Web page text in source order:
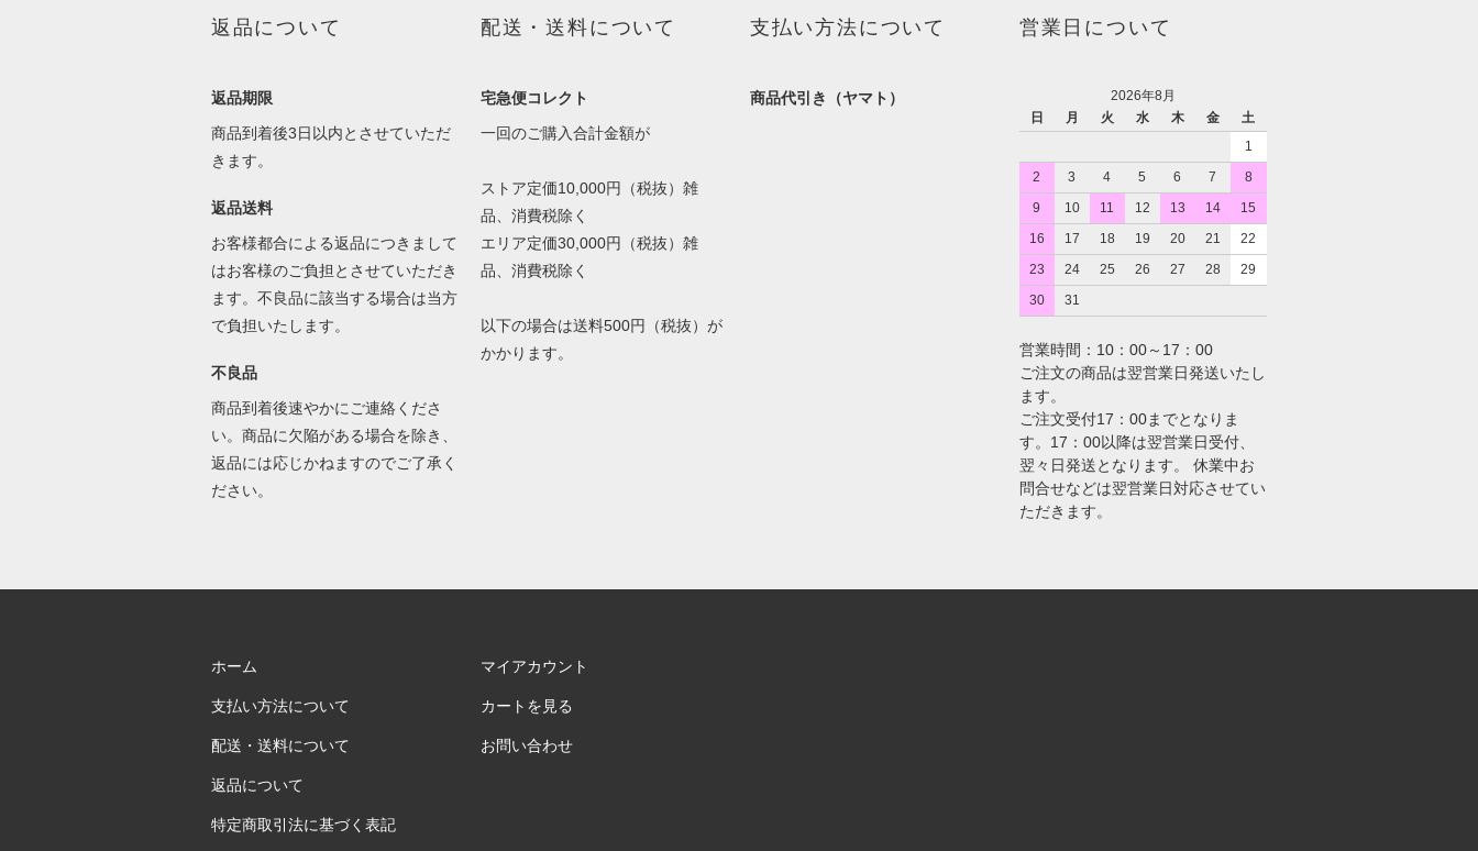
返品について
返品期限
商品到着後3日以内とさせていただ
きます。
返品送料
お客様都合による返品につきまして
はお客様のご負担とさせていただき
ます。不良品に該当する場合は当方
で負担いたします。
不良品
商品到着後速やかにご連絡くださ
い。商品に欠陥がある場合を除き、
返品には応じかねますのでご了承く
ださい。
配送・送料について
宅急便コレクト
一回のご購入合計金額が
ストア定価10,000円（税抜）雑
品、消費税除く
エリア定価30,000円（税抜）雑
品、消費税除く
以下の場合は送料500円（税抜）が
かかります。
支払い方法について
商品代引き（ヤマト）
営業日について
2026年8月
日
月 火 水 木 金
土
1
2
3 4 5 6 7
8
9
10 11 12 13 14
15
16
17 18 19 20 21
22
23
24 25 26 27 28
29
30
31
営業時間：10：00～17：00
ご注文の商品は翌営業日発送いたし
ます。
ご注文受付17：00までとなりま
す。17：00以降は翌営業日受付、
翌々日発送となります。 休業中お
問合せなどは翌営業日対応させてい
ただきます。
ホーム
支払い方法について
配送・送料について
返品について
特定商取引法に基づく表記
マイアカウント
カートを見る
お問い合わせ